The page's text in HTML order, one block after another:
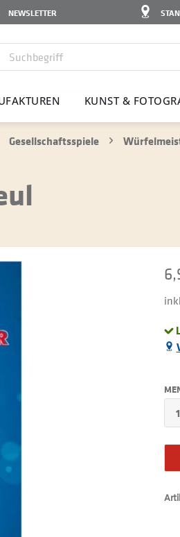
NEWSLETTER
KUNST &
Gesellschaftsspiele